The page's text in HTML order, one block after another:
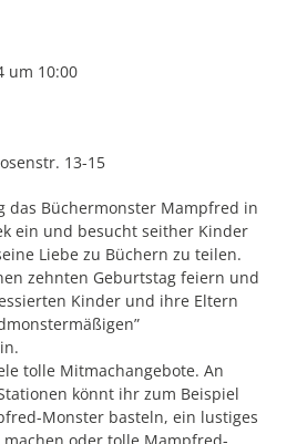
um 10:00
13-15
das Büchermonster Mampfred in
ein und besucht seither Kinder
Liebe zu Büchern zu teilen.
zehnten Geburtstag feiern und
Kinder und ihre Eltern
tolle Mitmachangebote. An
könnt ihr zum Beispiel
Monster basteln, ein lustiges